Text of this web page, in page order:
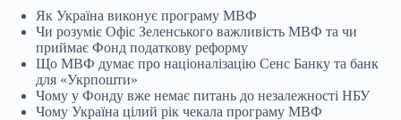
Як Україна виконує програму МВФ
Чи розуміє Офіс Зеленського важливість МВФ та чи
приймає Фонд податкову реформу
Що МВФ думає про націоналізацію Сенс Банку та банк
для «Укрпошти»
Чому у Фонду вже немає питань до незалежності НБУ
Чому Україна цілий рік чекала програму МВФ